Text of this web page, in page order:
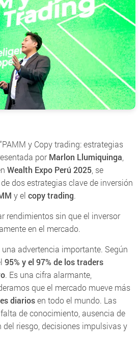
“PAMM y Copy trading: estrategias
porMarlon Llumiquinga
Wealth Expo Perú 2025, se
dos estrategias clave de inversión
y el copy trading.
rendimientos sin que el inversor
en el mercado.
advertencia importante. Según
95% y el 97% de los traders
. Es una cifra alarmante,
que el mercado mueve más
diariosen todo el mundo. Las
de conocimiento, ausencia de
riesgo, decisiones impulsivas y